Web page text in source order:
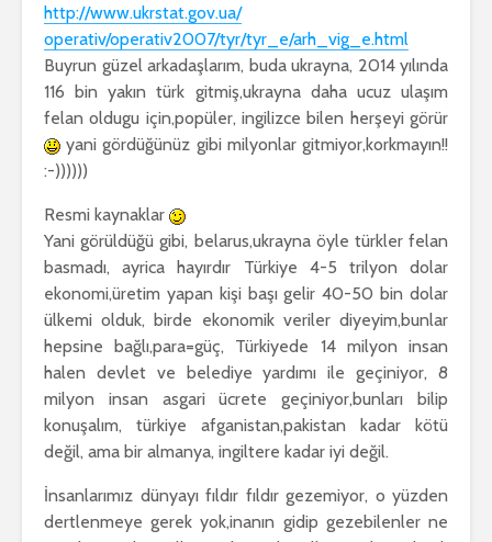
http://www.ukrstat.gov.ua/
operativ/operativ2007/tyr/tyr_ e/arh_vig_e.html
Buyrun güzel arkadaşlarım, buda ukrayna, 2014 yılında
116 bin yakın türk gitmiş,ukrayna daha ucuz ulaşım
felan oldugu için,popüler, ingilizce bilen herşeyi görür
yani gördüğünüz gibi milyonlar gitmiyor,korkmayın!!
:-))))))
Resmi kaynaklar
Yani görüldüğü gibi, belarus,ukrayna öyle türkler felan
basmadı, ayrica hayırdır Türkiye 4-5 trilyon dolar
ekonomi,üretim yapan kişi başı gelir 40-50 bin dolar
ülkemi olduk, birde ekonomik veriler diyeyim,bunlar
hepsine bağlı,para=güç, Türkiyede 14 milyon insan
halen devlet ve belediye yardımı ile geçiniyor, 8
milyon insan asgari ücrete geçiniyor,bunları bilip
konuşalım, türkiye afganistan,pakistan kadar kötü
değil, ama bir almanya, ingiltere kadar iyi değil.
İnsanlarımız dünyayı fıldır fıldır gezemiyor, o yüzden
dertlenmeye gerek yok,inanın gidip gezebilenler ne